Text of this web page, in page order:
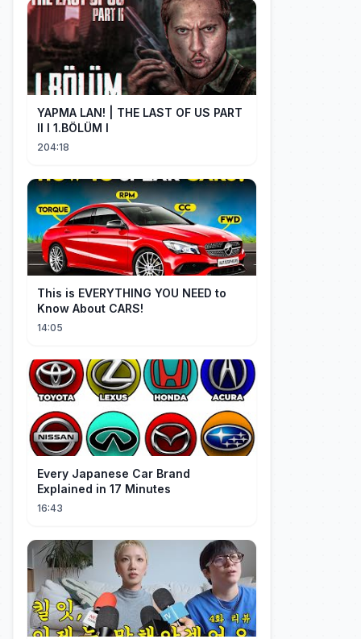
YAPMA LAN! | THE LAST OF US PART
II I 1.BÖLÜM I
204:18
This is EVERYTHING YOU NEED to
Know About CARS!
14:05
Every Japanese Car Brand
Explained in 17 Minutes
16:43